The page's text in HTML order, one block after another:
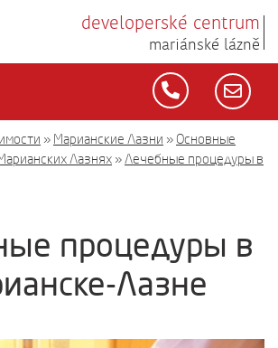
developerské centrum
mariánské lázně
» Марианские Лазни » Основные
Лазнях »Лечебные процедуры в
процедуры в
Лазне